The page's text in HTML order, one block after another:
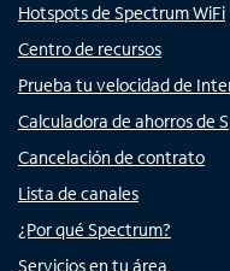
Hotspots de Spectrum WiFi
Centro de recursos
Prueba tu velocidad de
Calculadora de ahorros de
Cancelación de contrato
Lista de canales
¿Por qué Spectrum?
Servicios en tu área